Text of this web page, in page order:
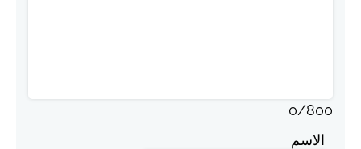
0/800
الاسم